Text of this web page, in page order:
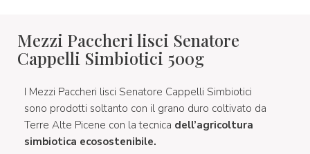
Mezzi Paccheri lisci Senatore
Cappelli Simbiotici 500g
I Mezzi Paccheri lisci Senatore Cappelli Simbiotici
sono prodotti soltanto con il grano duro coltivato da
Terre Alte Picene con la tecnica dell’agricoltura
simbiotica ecosostenibile.